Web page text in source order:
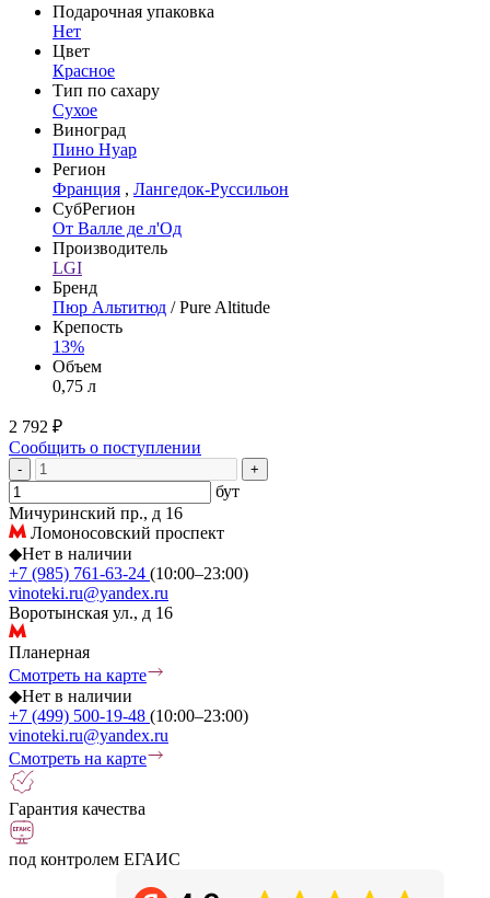
Подарочная упаковка
Нет
Цвет
Красное
Тип по сахару
Сухое
Виноград
Пино Нуар
Регион
Франция , Лангедок-Руссильон
СубРегион
От Валле де л'Од
Производитель
LGI
Бренд
Пюр Альтитюд / Pure Altitude
Крепость
13%
Объем
0,75 л
2 792 ₽
Сообщить о поступлении
- +
бут
Мичуринский пр., д 16
Ломоносовский проспект
◆Нет в наличии
+7 (985) 761-63-24 (10:00–23:00)
vinoteki.ru@yandex.ru
Воротынская ул., д 16
Планерная
Смотреть на карте
◆Нет в наличии
+7 (499) 500-19-48 (10:00–23:00)
vinoteki.ru@yandex.ru
Смотреть на карте
Гарантия качества
под контролем ЕГАИС